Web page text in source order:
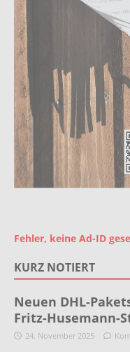
Fehler, keine Ad-ID
KURZ NOTIERT
Neuen DHL-
Fritz-Husemann-
24. November 2025